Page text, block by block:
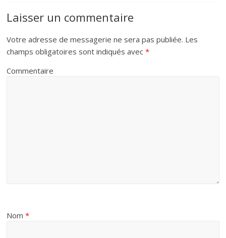
Laisser un commentaire
Votre adresse de messagerie ne sera pas publiée. Les
champs obligatoires sont indiqués avec*
Commentaire
Nom*